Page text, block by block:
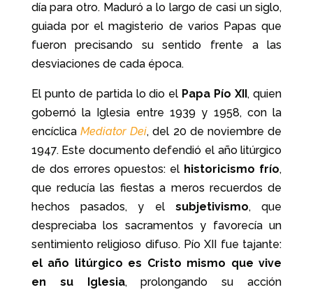
día para otro. Maduró a lo largo de casi un siglo,
guiada por el magisterio de varios Papas que
fueron precisando su sentido frente a las
desviaciones de cada época.
El punto de partida lo dio el Papa Pío XII, quien
gobernó la Iglesia entre 1939 y 1958, con la
encíclica Mediator Dei, del 20 de noviembre de
1947. Este documento defendió el año litúrgico
de dos errores opuestos: el historicismo frío,
que reducía las fiestas a meros recuerdos de
hechos pasados, y el subjetivismo, que
despreciaba los sacramentos y favorecía un
sentimiento religioso difuso. Pío XII fue tajante:
el año litúrgico es Cristo mismo que vive
en su Iglesia, prolongando su acción